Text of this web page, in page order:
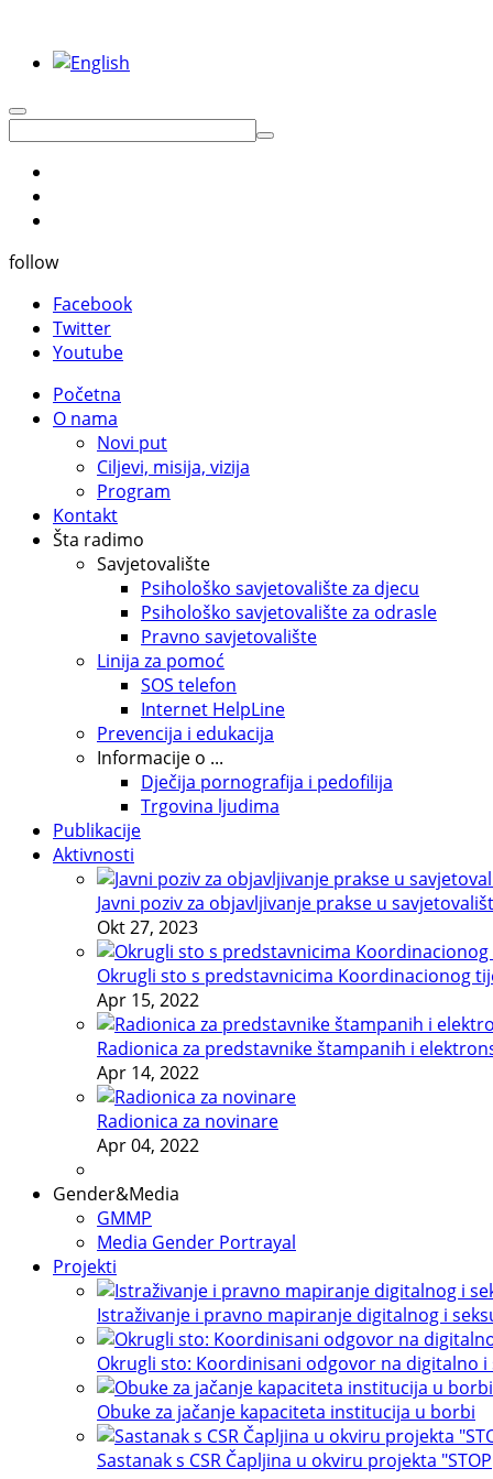
follow
Facebook
Twitter
Youtube
Početna
O nama
Novi put
Ciljevi, misija, vizija
Program
Kontakt
Šta radimo
Savjetovalište
Psihološko savjetovalište za djecu
Psihološko savjetovalište za odrasle
Pravno savjetovalište
Linija za pomoć
SOS telefon
Internet HelpLine
Prevencija i edukacija
Informacije o ...
Dječija pornografija i pedofilija
Trgovina ljudima
Publikacije
Aktivnosti
Javni poziv za objavljivanje prakse u
Okt 27, 2023
Okrugli sto s predstavnicima Koordinacionog
Apr 15, 2022
Radionica za predstavnike štampanih i
Apr 14, 2022
Radionica za novinare
Apr 04, 2022
Gender&Media
GMMP
Media Gender Portrayal
Projekti
Istraživanje i pravno mapiranje digitalnog i
Okrugli sto: Koordinisani odgovor na digitalno i
Obuke za jačanje kapaciteta institucija u borbi
Sastanak s CSR Čapljina u okviru projekta "STOP